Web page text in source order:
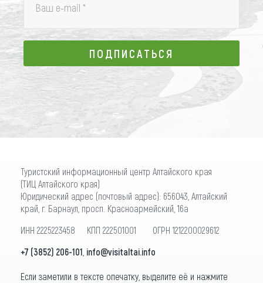
Ваш e-mail *
ПОДПИСАТЬСЯ
ПОДПИСАТЬСЯ
Туристский информационный центр Алтайского края
(ТИЦ Алтайского края)
Юридический адрес (почтовый адрес): 656043, Алтайский
край, г. Барнаул, просп. Красноармейский, 16а
ИНН 2225223458 КПП 222501001 ОГРН 1212200029612
+7 (3852) 206-101 info@visitaltai.info
Если заметили в тексте опечатку, выделите её и нажмите